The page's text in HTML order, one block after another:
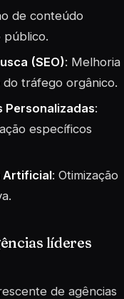
de conteúdo
público.
(SEO): Melhoria
do tráfego orgânico.
Personalizadas:
específicos
Artificial: Otimização
líderes
de agências